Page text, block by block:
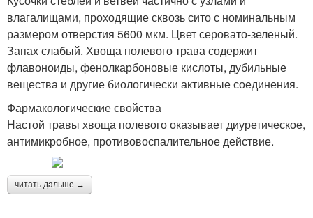
влагалищами, проходящие сквозь сито с номинальным
размером отверстия 5600 мкм. Цвет серовато-зеленый.
Запах слабый. Хвоща полевого трава содержит
флавоноиды, фенолкарбоновые кислоты, дубильные
вещества и другие биологически активные соединения.
Фармакологические свойства
Настой травы хвоща полевого оказывает диуретическое,
антимикробное, противовоспалительное действие.
читать дальше →